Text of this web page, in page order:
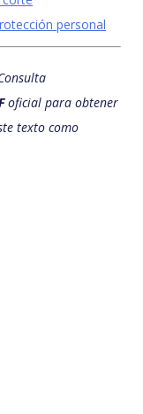
personal
oficial para obtener
texto como